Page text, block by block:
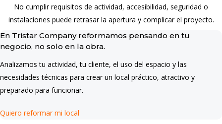
No cumplir requisitos de actividad, accesibilidad, seguridad o
instalaciones puede retrasar la apertura y complicar el proyecto.
En Tristar Company reformamos pensando en tu
negocio, no solo en la obra.
Analizamos tu actividad, tu cliente, el uso del espacio y las
necesidades técnicas para crear un local práctico, atractivo y
preparado para funcionar.
Quiero reformar mi local